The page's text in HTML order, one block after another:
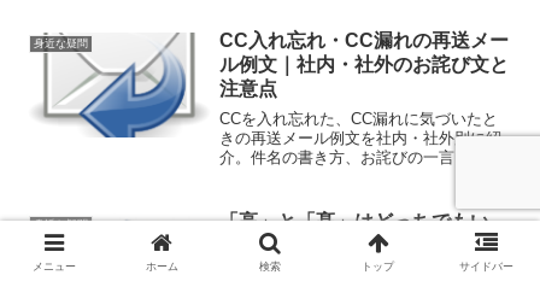
身近な疑問
CC入れ忘れ・CC漏れの再送メー
ル例文｜社内・社外のお詫び文と
注意点
CCを入れ忘れた、CC漏れに気づいたと
きの再送メール例文を社内・社外別に紹
介。件名の書き方、お詫びの一言、再送
身近な疑問
「高」と「髙」はどっちでもい
い？違い・失礼にならない使い分
け・入力方法を解説
メニュー ホーム 検索 トップ サイドバー